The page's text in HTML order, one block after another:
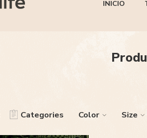
INICIO
Categories Color Size